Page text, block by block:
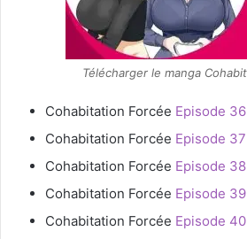
Télécharger le manga
Cohabitation Forcée Episode
Cohabitation Forcée Episode
Cohabitation Forcée Episode
Cohabitation Forcée Episode
Cohabitation Forcée Episode